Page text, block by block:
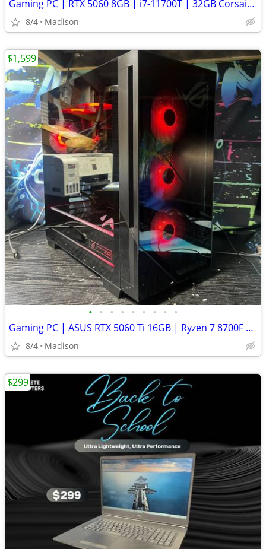
Gaming PC | RTX 5060 8GB | i7-11700T | 32GB Corsair RGB | 1TB NVMe
8/4 Madison
• • • • • • • • •
Gaming PC | ASUS RTX 5060 Ti 16GB | Ryzen 7 8700F | 32GB DDR5 | 1TB NV
8/4 Madison
$1,599
$299